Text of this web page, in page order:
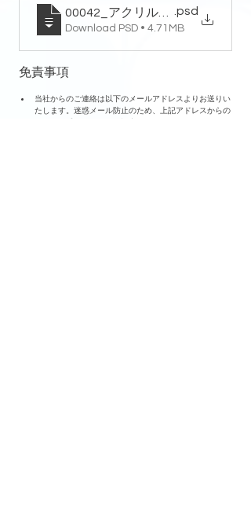
00042_アクリル絵馬_テンプレー
.psd
Download PSD • 4.71MB
免責事項
当社からのご連絡は以下のメールアドレスよりお送りい
たします。迷惑メール防止のため、上記アドレスからの